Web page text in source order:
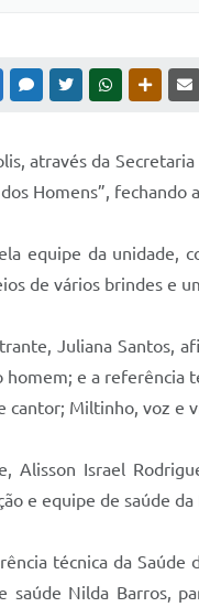
FACEBOOKMESSENGER
TWITTERWHATSAPP
através da Secretaria
Homens”, fechando
equipe da unidade,
de vários brindes e
Juliana Santos,
homem; e a referência
cantor; Miltinho, voz e
Alisson Israel
e equipe de saúde
técnica da
saúde Nilda Barros,